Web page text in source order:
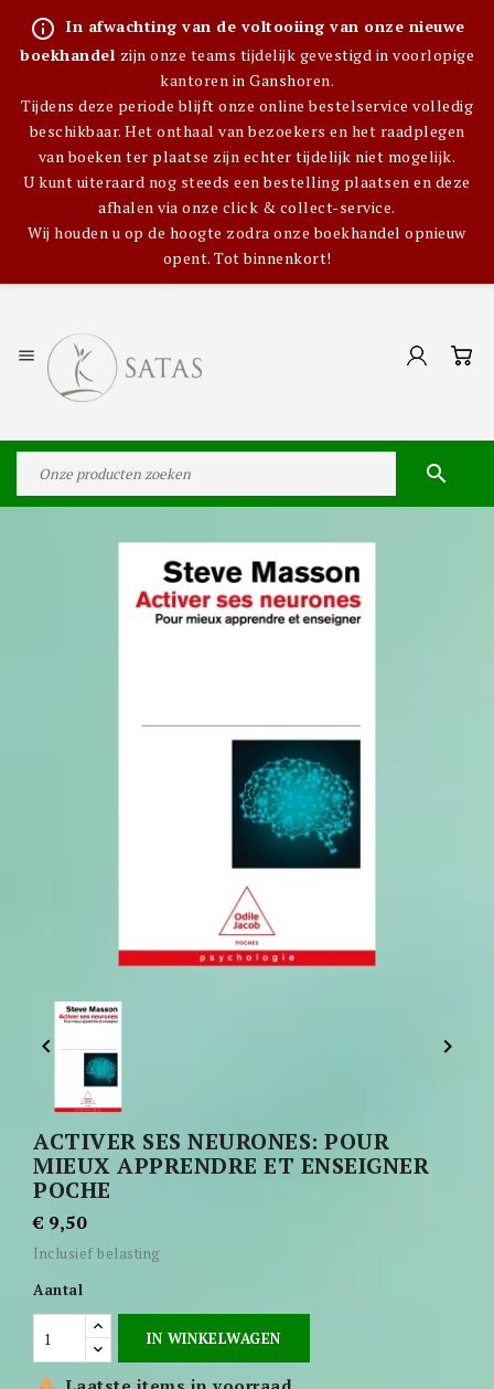
info_outline In afwachting van de voltooiing van onze nieuwe
boekhandel zijn onze teams tijdelijk gevestigd in voorlopige
kantoren in Ganshoren.
Tijdens deze periode blijft onze online bestelservice volledig
beschikbaar. Het onthaal van bezoekers en het raadplegen
van boeken ter plaatse zijn echter tijdelijk niet mogelijk.
U kunt uiteraard nog steeds een bestelling plaatsen en deze
afhalen via onze click & collect-service.
Wij houden u op de hoogte zodra onze boekhandel opnieuw
opent. Tot binnenkort!


 
ACTIVER SES NEURONES: POUR
MIEUX APPRENDRE ET ENSEIGNER
POCHE
€ 9,50
Inclusief belasting
Aantal
IN WINKELWAGEN